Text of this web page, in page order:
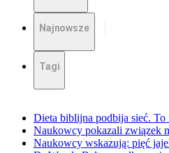
Najnowsze
Tagi
Dieta biblijna podbija sieć.
Naukowcy pokazali związek
Naukowcy wskazują: pięć